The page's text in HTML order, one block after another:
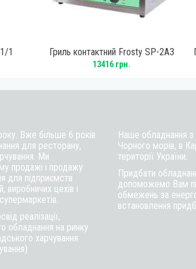
1 Гриль контактний Frosty SP-2A3
13416 грн.
Вже більше 6 років
для ресторану,
Ми
продажі і продажу
для підприємств
виробничих цехів і
реалізації,
обладнання на ринку
харчування
Наше обладнання з
Чорного морів, в
території України.
Придбати
допоможемо Вам
обмежень за
встановлення